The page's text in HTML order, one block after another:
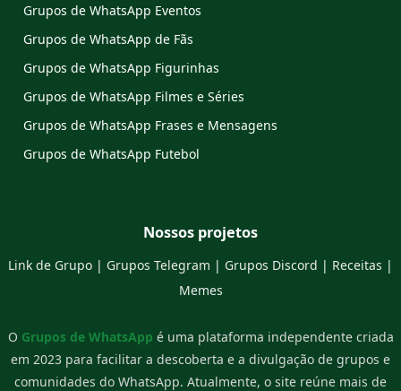
Grupos de WhatsApp Eventos
Grupos de WhatsApp de Fãs
Grupos de WhatsApp Figurinhas
Grupos de WhatsApp Filmes e Séries
Grupos de WhatsApp Frases e Mensagens
Grupos de WhatsApp Futebol
Nossos projetos
Link de Grupo | Grupos Telegram | Grupos Discord | Receitas |
Memes
O Grupos de WhatsApp é uma plataforma independente criada
em 2023 para facilitar a descoberta e a divulgação de grupos e
comunidades do WhatsApp. Atualmente, o site reúne mais de